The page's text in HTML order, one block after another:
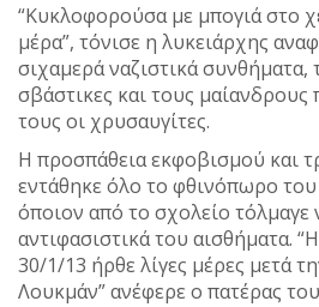
“Κυκλοφορούσα με μπογιά στο
μέρα”, τόνισε η λυκειάρχης
σιχαμερά ναζιστικά συνθήματα,
σβάστικες και τους
τους οι χρυσαυγίτες.
Η προσπάθεια εκφοβισμού και
εντάθηκε όλο το φθινόπωρο του
όποιον από το σχολείο τόλμαγε
αντιφασιστικά του αισθήματα.
30/1/13 ήρθε λίγες μέρες μετά
Λουκμάν” ανέφερε ο πατέρας